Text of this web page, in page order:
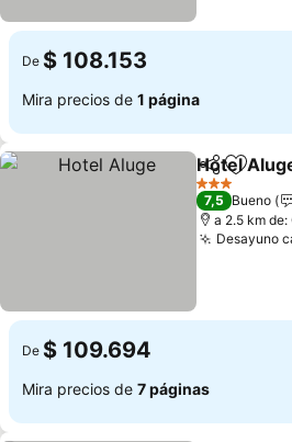
De $ 108.153
Mira precios de 1 página
Compartir
Hotel
3 Estrellas
7,5 Bueno
a 2.5 km
Desayuno
De $ 109.694
Mira precios de 7 páginas